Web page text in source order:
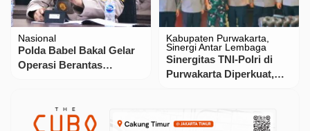
Nasional
Polda Babel Bakal Gelar
Operasi Berantas
Tegas, Wujudkan Babel
Kondusif
Kabupaten Purwakarta
Sinergi Antar Lembaga
Sinergitas TNI-Polri di
Purwakarta Diperkuat,
Lingkungan